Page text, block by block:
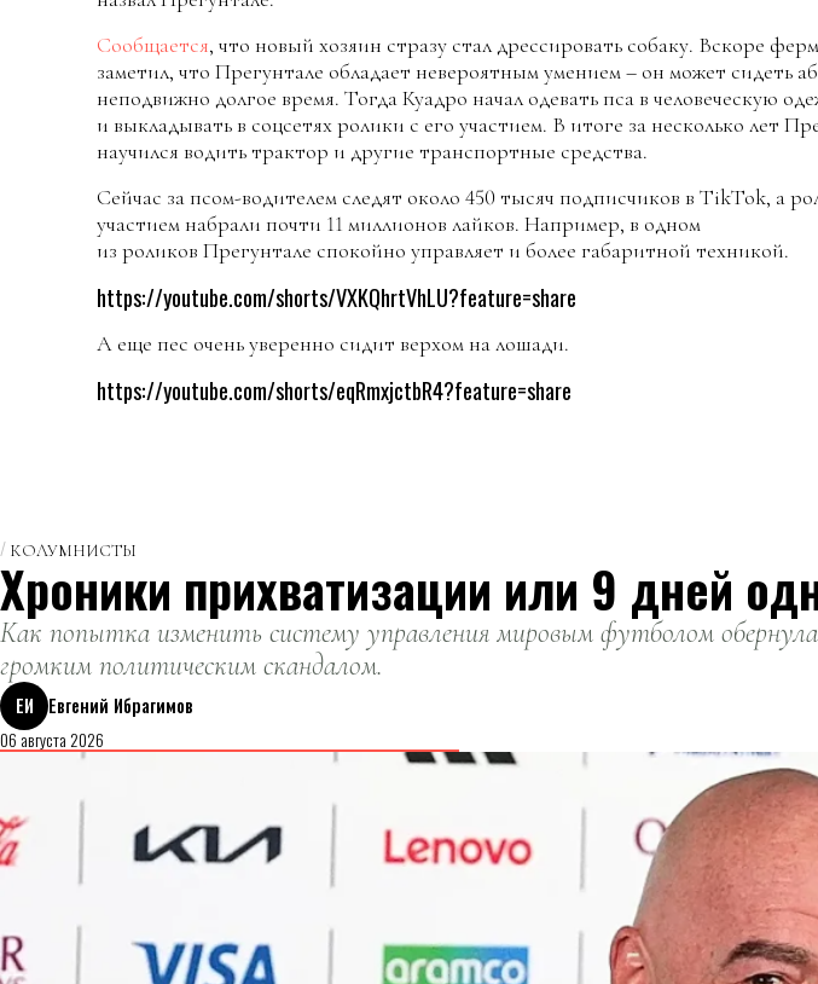
Сообщается, что новый хозяин стразу стал дрессировать собаку. Вскоре
заметил, что Прегунтале обладает невероятным умением – он может сидеть
неподвижно долгое время. Тогда Куадро начал одевать пса в человеческую
и выкладывать в соцсетях ролики с его участием. В итоге за несколько лет
научился водить трактор и другие транспортные средства.
Сейчас за псом-водителем следят около 450 тысяч подписчиков в TikTok, а
участием набрали почти 11 миллионов лайков. Например, в одном
из роликов Прегунтале спокойно управляет и более габаритной техникой.
https://youtube.com/shorts/VXKQhrtVhLU?feature=share
А еще пес очень уверенно сидит верхом на лошади.
https://youtube.com/shorts/eqRmxjctbR4?feature=share
КОЛУМНИСТЫ
Хроники прихватизации или 9 дней
Как попытка изменить систему управления мировым футболом
громким политическим скандалом.
ЕИ
Евгений Ибрагимов
06 августа 2026